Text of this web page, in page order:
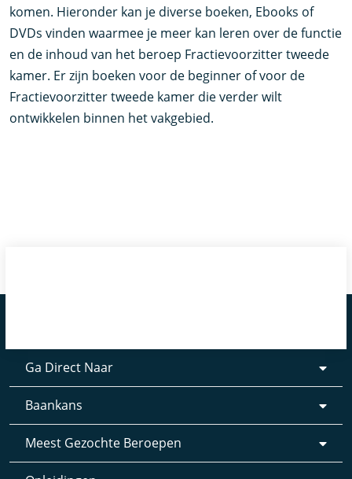
komen. Hieronder kan je diverse boeken, Ebooks of
DVDs vinden waarmee je meer kan leren over de functie
en de inhoud van het beroep Fractievoorzitter tweede
kamer. Er zijn boeken voor de beginner of voor de
Fractievoorzitter tweede kamer die verder wilt
ontwikkelen binnen het vakgebied.
Ga Direct Naar
Baankans
Meest Gezochte Beroepen